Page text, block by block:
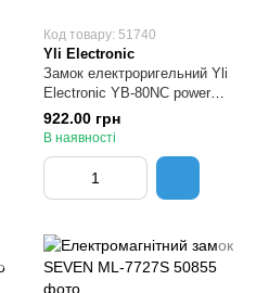
Код товару: 51740
Yli Electronic
Замок електроригельний Yli
Electronic YB-80NC power
closed
922.00 грн
В наявності